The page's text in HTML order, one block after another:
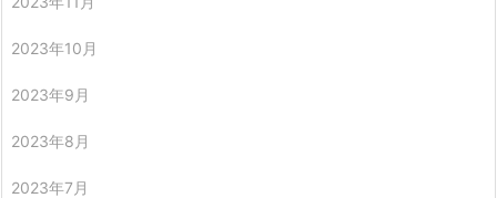
2023年10月
2023年9月
2023年8月
2023年7月